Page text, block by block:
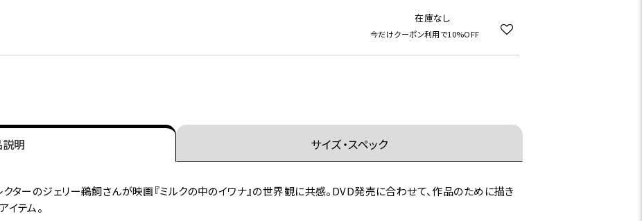
在庫なし
今だけクーポン利用で10%OFF
明 サイズ・スペック
クターのジェリー鵜飼さんが映画『ミルクの中のイワナ』の世界観に共感。DVD発売に合わせて、作品のために描き
イテム。